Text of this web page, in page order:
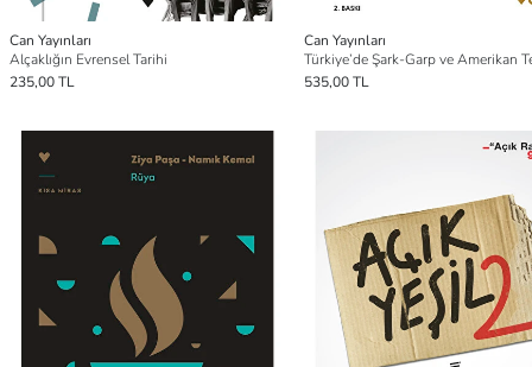
Can Yayınları
Alçaklığın Evrensel Tarihi
235,00 TL
Can Yayınları
Türkiye’de Şark-Garp ve Amerikan
535,00 TL